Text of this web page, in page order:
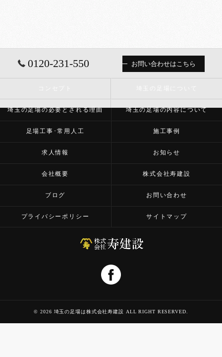
0120-231-550 お問い合わせはこちら
埼玉の足場の必要とされる理由 埼玉の足場の内容について
足場工事･常用人工 施工事例
求人情報 お知らせ
会社概要 株式会社寿建設
ブログ お問い合わせ
プライバシーポリシー サイトマップ
© 2026 埼玉の足場は株式会社寿建設 ALL RIGHT RESERVED.